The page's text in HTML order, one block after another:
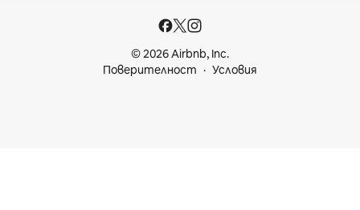
© 2026 Airbnb, Inc.
Поверителност
Условия